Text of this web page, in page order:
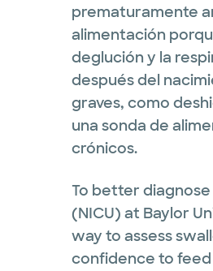
prematuramente
alimentación
deglución y la
después del
graves, como
una sonda de
crónicos.
To better
(NICU) at Baylor
way to assess
confidence to